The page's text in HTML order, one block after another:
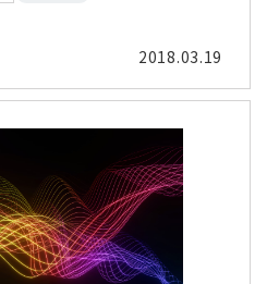
2018.03.19